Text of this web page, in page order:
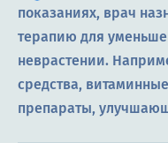
показаниях, врач
терапию для
неврастении.
средства,
препараты,